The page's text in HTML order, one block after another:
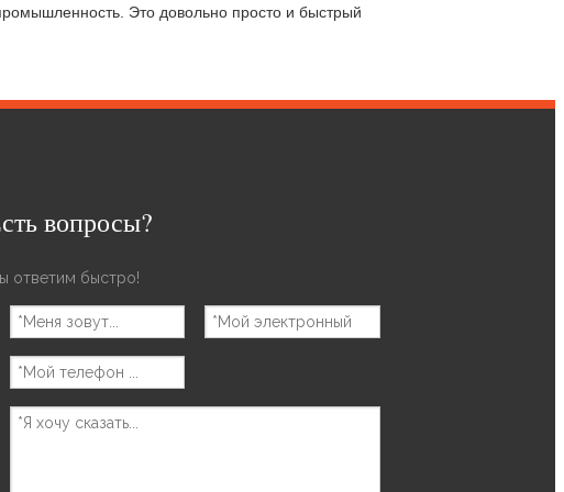
Это довольно просто и быстрый
вопросы?
ответим быстро!